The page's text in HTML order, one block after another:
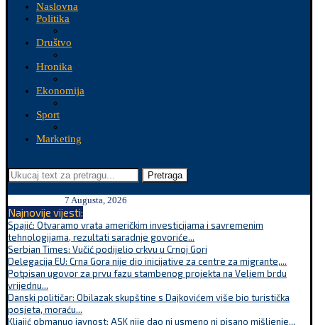
Naslovna
Politika
Društvo
Hronika
Ekonomija
Sport
Marketing
Pretraga
7 Augusta, 2026
Najnovije vijesti:
Spajić: Otvaramo vrata američkim investicijama i savremenim
tehnologijama, rezultati saradnje govoriće...
Serbian Times: Vučić podijelio crkvu u Crnoj Gori
Delegacija EU: Crna Gora nije dio inicijative za centre za migrante,...
Potpisan ugovor za prvu fazu stambenog projekta na Veljem brdu
vrijednu...
Danski političar: Obilazak skupštine s Dajkovićem više bio turistička
posjeta, moraću...
Kljajić obmanuo javnost: ASK nije dao ni usmeno ni pisano mišljenje...